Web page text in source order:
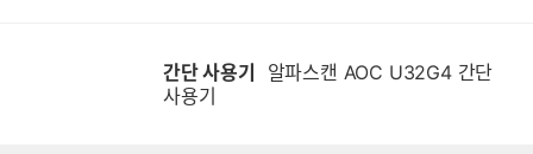
간단 사용기
사용기